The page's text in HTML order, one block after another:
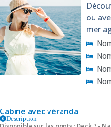
ou
mer
Cabine avec véranda
Description